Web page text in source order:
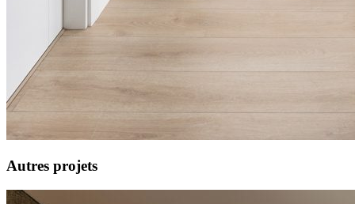
Autres projets